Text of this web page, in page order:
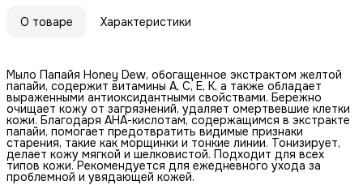
О товаре Характеристики
Мыло Папайя Honey Dew, обогащенное экстрактом желтой
папайи, содержит витамины A, C, E, K, а также обладает
выраженными антиоксидантными свойствами. Бережно
очищает кожу от загрязнений, удаляет омертвевшие клетки
кожи. Благодаря АНА-кислотам, содержащимся в экстракте
папайи, помогает предотвратить видимые признаки
старения, такие как морщинки и тонкие линии. Тонизирует,
делает кожу мягкой и шелковистой. Подходит для всех
типов кожи. Рекомендуется для ежедневного ухода за
проблемной и увядающей кожей.